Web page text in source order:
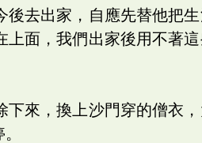
後去出家，自應先替他把
面，我們出家後用不著
來，換上沙門穿的僧衣